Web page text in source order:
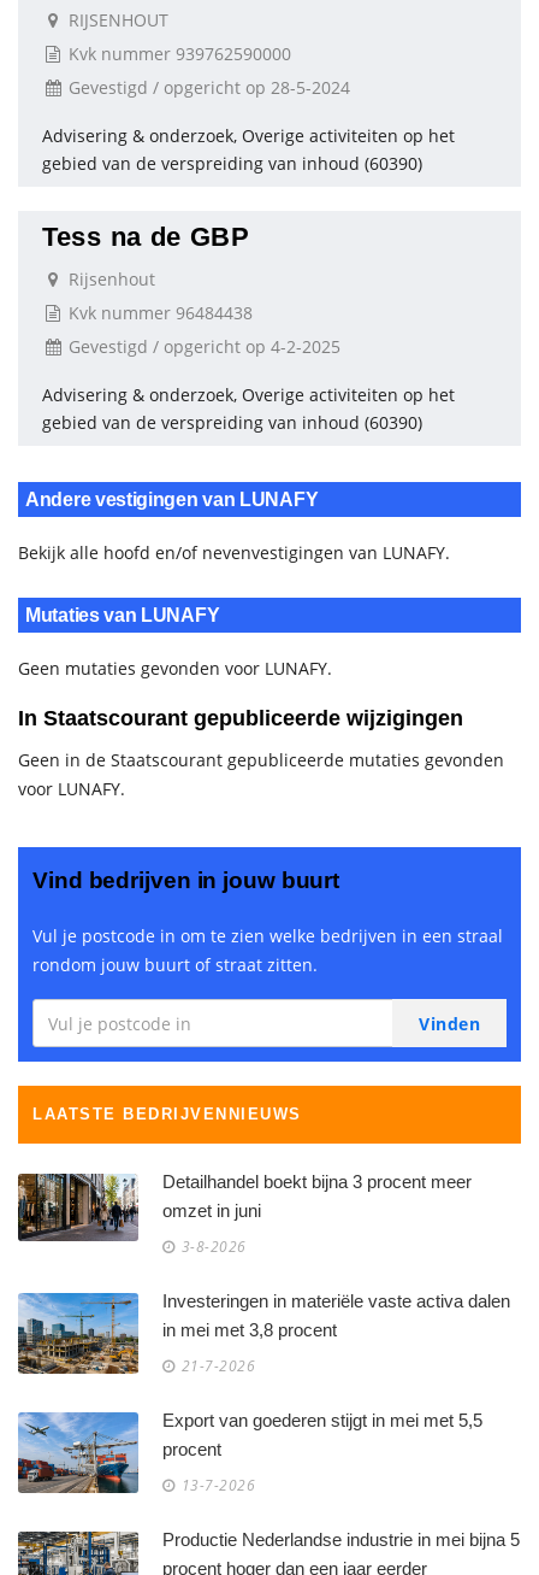
RIJSENHOUT
Kvk nummer 939762590000
Gevestigd / opgericht op 28-5-2024
Advisering & onderzoek, Overige activiteiten op het
gebied van de verspreiding van inhoud (60390)
Tess na de GBP
Rijsenhout
Kvk nummer 96484438
Gevestigd / opgericht op 4-2-2025
Advisering & onderzoek, Overige activiteiten op het
gebied van de verspreiding van inhoud (60390)
Andere vestigingen van LUNAFY
Bekijk alle hoofd en/of nevenvestigingen van LUNAFY.
Mutaties van LUNAFY
Geen mutaties gevonden voor LUNAFY.
In Staatscourant gepubliceerde wijzigingen
Geen in de Staatscourant gepubliceerde mutaties gevonden
voor LUNAFY.
Vind bedrijven in jouw buurt
Vul je postcode in om te zien welke bedrijven in een straal
rondom jouw buurt of straat zitten.
LAATSTE BEDRIJVENNIEUWS
Detailhandel boekt bijna 3 procent meer
omzet in juni
3-8-2026
Investeringen in materiële vaste activa dalen
in mei met 3,8 procent
21-7-2026
Export van goederen stijgt in mei met 5,5
procent
13-7-2026
Productie Nederlandse industrie in mei bijna 5
procent hoger dan een jaar eerder